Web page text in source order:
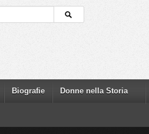
Biografie Donne nella Storia